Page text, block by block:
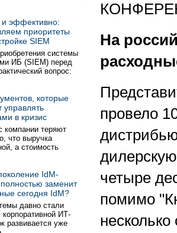
и эффективно:
приоритеты
SIEM
системы
ИБ (SIEM) перед
вопрос:
которые
управлять
в кризис
компании теряют
что выручка
а стоимость
IdM-
заменит
сегодня IdM?
давно стали
ИТ-
развивается уже
На
провело
четыре
помимо